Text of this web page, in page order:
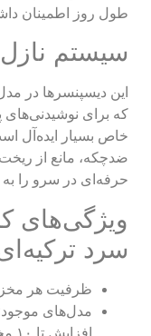
طول روز اطمینان
سیستم
این دیسپنسرها در
که برای نوشیدنی‌های
خاص بسیار ایده‌آل
ضدچکه، مانع از
حرفه‌ای در سرو را
ویژگی‌های
سرد
ظرفیت هر مخزن: ۱۹
مدل‌های
افزایش تا ۱۰ مخزن)